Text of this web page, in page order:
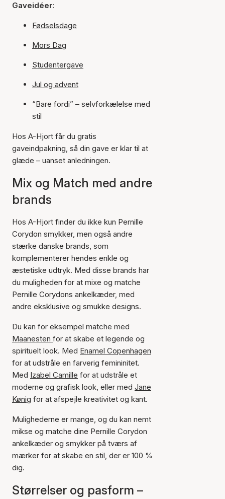
Gaveidéer:
Fødselsdage
Mors Dag
Studentergave
Jul og advent
“Bare fordi” – selvforkælelse med
stil
Hos A-Hjort får du gratis
gaveindpakning, så din gave er klar til at
glæde – uanset anledningen.
Mix og Match med andre
brands
Hos A-Hjort finder du ikke kun Pernille
Corydon smykker, men også andre
stærke danske brands, som
komplementerer hendes enkle og
æstetiske udtryk. Med disse brands har
du muligheden for at mixe og matche
Pernille Corydons ankelkæder, med
andre eksklusive og smukke designs.
Du kan for eksempel matche med
Maanesten for at skabe et legende og
spirituelt look. Med Enamel Copenhagen
for at udstråle en farverig femininitet.
Med Izabel Camille for at udstråle et
moderne og grafisk look, eller med Jane
Kønig for at afspejle kreativitet og kant.
Mulighederne er mange, og du kan nemt
mikse og matche dine Pernille Corydon
ankelkæder og smykker på tværs af
mærker for at skabe en stil, der er 100 %
dig.
Størrelser og pasform –